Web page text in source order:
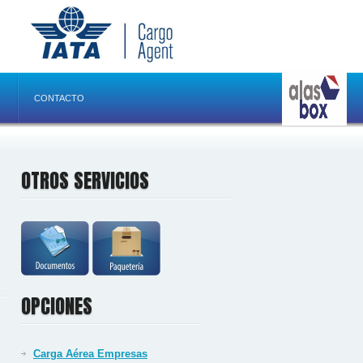
CONTACTO
OTROS SERVICIOS
OPCIONES
Carga Aérea Empresas